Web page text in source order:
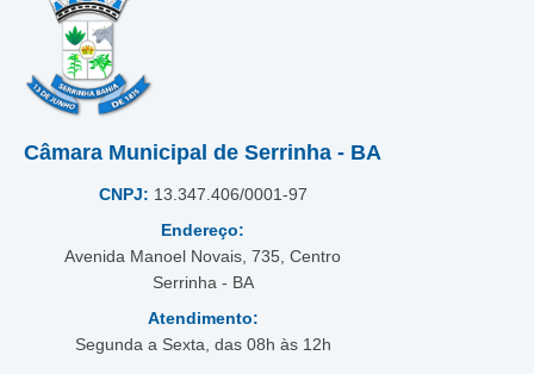
Câmara Municipal de Serrinha - BA
CNPJ: 13.347.406/0001-97
Endereço:
Avenida Manoel Novais, 735, Centro
Serrinha - BA
Atendimento:
Segunda a Sexta, das 08h às 12h